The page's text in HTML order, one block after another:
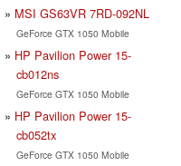
MSI GS63VR 7RD-092NL
GeForce GTX 1050 Mobile
HP Pavilion Power 15-
cb012ns
GeForce GTX 1050 Mobile
HP Pavilion Power 15-
cb052tx
GeForce GTX 1050 Mobile